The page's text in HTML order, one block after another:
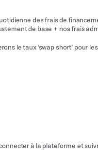
des frais de
de base + nos frais
le taux ‘swap short’ pour
à la plateforme et